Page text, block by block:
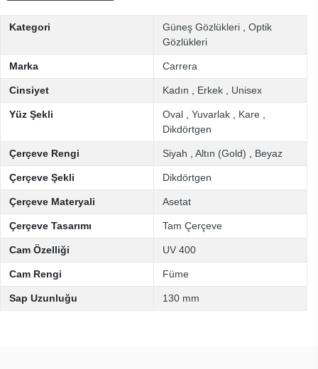
Kategori Güneş Gözlükleri
Optik
Gözlükleri
Marka Carrera
Cinsiyet Kadın Erkek Unisex
Yüz Şekli Oval Yuvarlak Kare
Dikdörtgen
Çerçeve Rengi Siyah Altın (Gold) Beyaz
Çerçeve Şekli Dikdörtgen
Çerçeve Materyali Asetat
Çerçeve Tasarımı Tam Çerçeve
Cam Özelliği UV 400
Cam Rengi Füme
Sap Uzunluğu 130 mm